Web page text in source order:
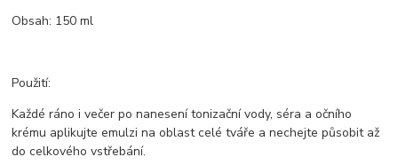
Obsah: 150 ml
Použití:
Každé ráno i večer po nanesení tonizační vody, séra a očního
krému aplikujte emulzi na oblast celé tváře a nechejte působit až
do celkového vstřebání.